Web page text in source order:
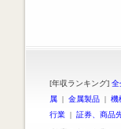
[年収ランキング] 全
属 | 金属製品 | 機
行業 | 証券、商品